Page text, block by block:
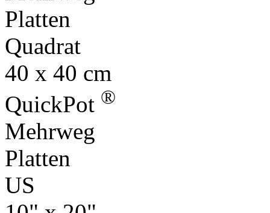
Platten
Quadrat
40 x 40 cm
QuickPot ®
Mehrweg
Platten
US